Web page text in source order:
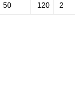
50 120 2